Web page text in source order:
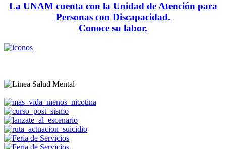
La UNAM cuenta con la Unidad de Atención para
Personas con Discapacidad.
Conoce su labor.